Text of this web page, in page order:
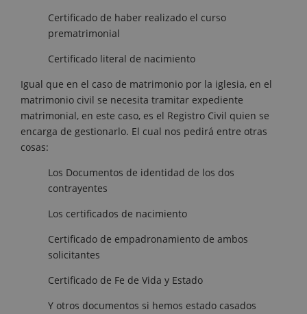
Certificado de haber realizado el curso
prematrimonial
Certificado literal de nacimiento
Igual que en el caso de matrimonio por la iglesia, en el
matrimonio civil se necesita tramitar expediente
matrimonial, en este caso, es el Registro Civil quien se
encarga de gestionarlo. El cual nos pedirá entre otras
cosas:
Los Documentos de identidad de los dos
contrayentes
Los certificados de nacimiento
Certificado de empadronamiento de ambos
solicitantes
Certificado de Fe de Vida y Estado
Y otros documentos si hemos estado casados